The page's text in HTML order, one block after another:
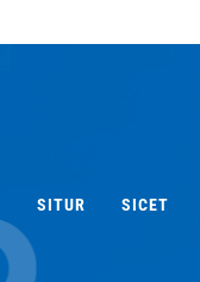
SITUR SICET